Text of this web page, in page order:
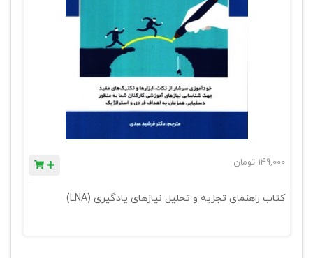
149,000 تومان
کتاب راهنمای تجزیه و تحلیل نیازهای یادگیری (LNA)